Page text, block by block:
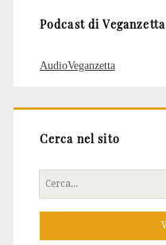
Podcast di Veganzetta
AudioVeganzetta
Cerca nel sito
Cerca
per: